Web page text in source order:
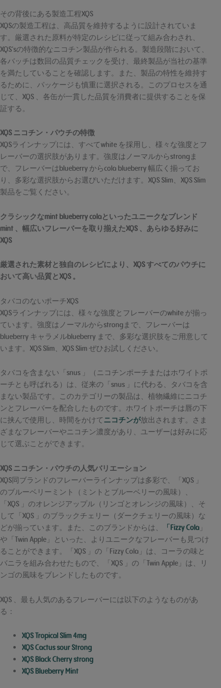
その背後にある製造工程XQS
XQSの製造工程は、高品質を維持するように設計されていま
す。厳選された原料が特定のレシピに従って組み合わされ、
XQS'sの特徴的なニコチン製品が作られる。製造段階において、
各バッチは数回の品質チェックを受け、最終製品が当社の基準
を満たしていることを確認します。また、製品の特性を維持す
るために、パッケージも慎重に選択される。このプロセスを通
じて、XQS 、各缶が一貫した品質を消費者に提供することを保
証する。
XQS ニコチン・パウチの特徴
XQSラインナップには、すべてwhite を採用し、様々な強度とフ
レーバーの選択肢があります。強度はノーマルからstrongま
で、フレーバーはblueberry からcola blueberry 幅広く揃ってお
り、多彩な選択肢からお選びいただけます。XQS Slim、XQS Slim
製品をご覧ください。
クラシックなmint blueberry colaといったユニークなブレンド
mint 、幅広いフレーバーを取り揃えたXQS 、あらゆる好みに
XQS
厳選された素材と独自のレシピにより、XQS すべてのパウチに
おいて高い品質とXQS 。
タバコのないポーチXQS
XQSラインナップには、様々な強度とフレーバーのwhite が揃っ
ています。強度はノーマルからstrongまで、フレーバーは
blueberry キャラメルblueberry まで、多彩な選択肢をご用意して
います。XQS Slim、XQS Slim ぜひお試しください。
タバコを含まない「snus 」（ニコチンポーチまたはホワイトポ
ーチとも呼ばれる）は、従来の「snus 」に代わる、タバコを含
まない製品です。このカテゴリーの製品は、植物繊維にニコチ
ンとフレーバーを配合したものです。ホワイトポーチは唇の下
に挟んで使用し、時間をかけてニコチンが放出されます。さま
ざまなフレーバーやニコチン濃度があり、ユーザーは好みに応
じて選ぶことができます。
XQS ニコチン・パウチの人気バリエーション
XQS同ブランドのフレーバーラインナップは多彩で、「XQS 」
のブルーベリーミント（ミントとブルーベリーの風味）、
「XQS 」のオレンジアップル（リンゴとオレンジの風味）、そ
して「XQS 」のブラックチェリー（ダークチェリーの風味）な
どが揃っています。また、このブランドからは、
「Fizzy Cola 」
や「Twin Apple」といった、よりユニークなフレーバーも見つけ
ることができます。「XQS 」の「Fizzy Cola」は、コーラの味と
バニラを組み合わせたもので、「XQS 」の「Twin Apple」は、リ
ンゴの風味をブレンドしたものです。
XQS 、最も人気のあるフレーバーには以下のようなものがあ
る：
XQS Tropical Slim 4mg
XQS Cactus sour Strong
XQS Black Cherry strong
XQS Blueberry Mint